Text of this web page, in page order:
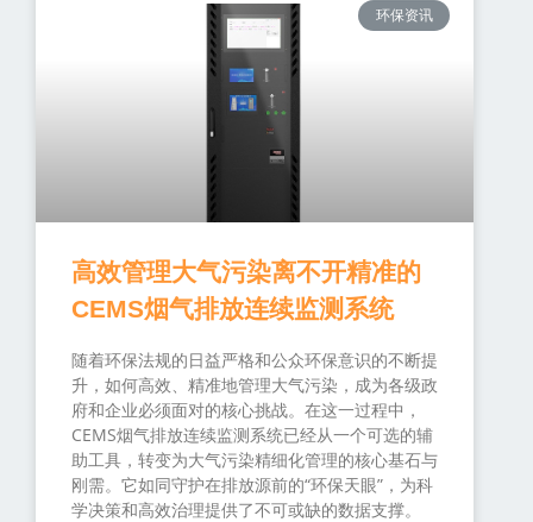
环保资讯
高效管理大气污染离不开精准的
CEMS烟气排放连续监测系统
随着环保法规的日益严格和公众环保意识的不断提
升，如何高效、精准地管理大气污染，成为各级政
府和企业必须面对的核心挑战。在这一过程中，
CEMS烟气排放连续监测系统已经从一个可选的辅
助工具，转变为大气污染精细化管理的核心基石与
刚需。它如同守护在排放源前的“环保天眼”，为科
学决策和高效治理提供了不可或缺的数据支撑。